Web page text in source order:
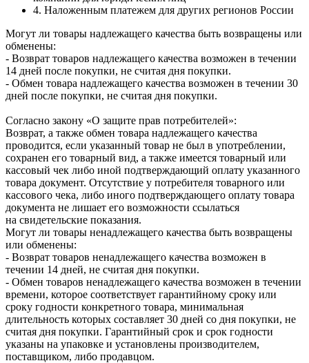
4. Наложенным платежем для других регионов России
Могут ли товары надлежащего качества быть возвращены или
обменены:
- Возврат товаров надлежащего качества возможен в течении
14 дней после покупки, не считая дня покупки.
- Обмен товара надлежащего качества возможен в течении 30
дней после покупки, не считая дня покупки.
Согласно закону «О защите прав потребителей»:
Возврат, а также обмен товара надлежащего качества
проводится, если указанный товар не был в употреблении,
сохранен его товарный вид, а также имеется товарный или
кассовый чек либо иной подтверждающий оплату указанного
товара документ. Отсутствие у потребителя товарного или
кассового чека, либо иного подтверждающего оплату товара
документа не лишает его возможности ссылаться
на свидетельские показания.
Могут ли товары ненадлежащего качества быть возвращены
или обменены:
- Возврат товаров ненадлежащего качества возможен в
течении 14 дней, не считая дня покупки.
- Обмен товаров ненадлежащего качества возможен в течении
времени, которое соответствует гарантийному сроку или
сроку годности конкретного товара, минимальная
длительность которых составляет 30 дней со дня покупки, не
считая дня покупки. Гарантийный срок и срок годности
указаны на упаковке и установлены производителем,
поставщиком, либо продавцом.